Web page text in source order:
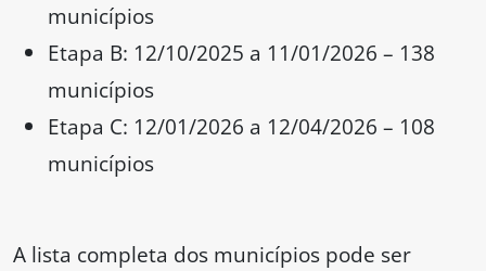
municípios
Etapa B: 12/10/2025 a 11/01/2026 – 138
municípios
Etapa C: 12/01/2026 a 12/04/2026 – 108
municípios
A lista completa dos municípios pode ser